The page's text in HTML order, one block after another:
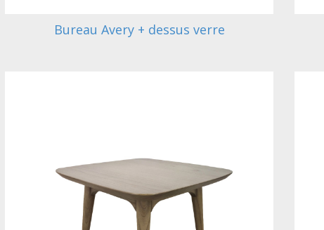
Bureau Avery + dessus verre